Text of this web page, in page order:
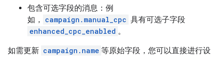
包含可选字段的消息：例
如，
campaign.manual_cpc 具有可选子字段
enhanced_cpc_enabled 。
如需更新 campaign.name 等原始字段，您可以直接进行设